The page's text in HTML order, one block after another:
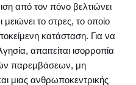
από τον πόνο βελτιώνει
το στρες, το οποίο
κατάσταση. Για να
απαιτείται ισορροπία
παρεμβάσεων, μη
μιας ανθρωποκεντρικής